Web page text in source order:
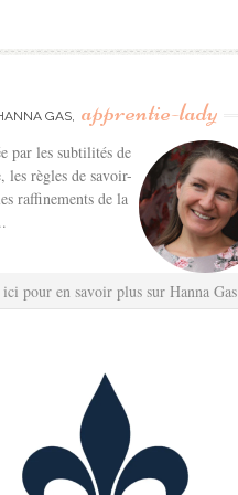
GAS, apprentie-lady
par les subtilités de
les règles de savoir-
raffinements de la
pour en savoir plus sur Hanna Gas